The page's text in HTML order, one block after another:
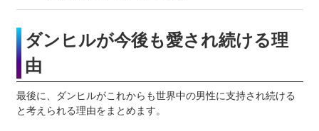
ダンヒルが今後も愛され続ける理
由
最後に、ダンヒルがこれからも世界中の男性に支持され続ける
と考えられる理由をまとめます。